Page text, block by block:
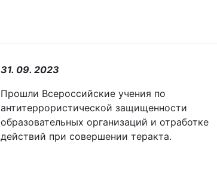
31. 09. 2023
Прошли Всероссийские учения по
антитеррористической защищенности
образовательных организаций и отработке
действий при совершении теракта.